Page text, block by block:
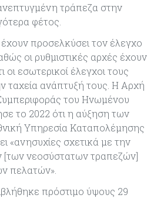
τράπεζα στην
φέτος.
προσελκύσει τον έλεγχο
οι ρυθμιστικές αρχές έχουν
οι εσωτερικοί έλεγχοι τους
ταχεία ανάπτυξή τους. Η Αρχή
του Ηνωμένου
το 2022 ότι η αύξηση των
Υπηρεσία Καταπολέμησης
«ανησυχίες σχετικά με την
[των νεοσύστατων τραπεζών]
πελατών».
πρόστιμο ύψους 29